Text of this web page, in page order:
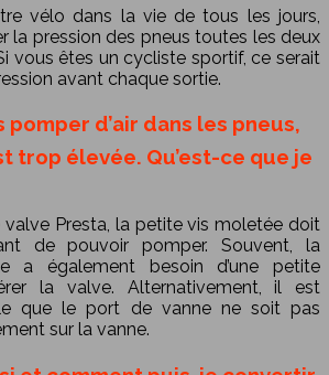
vélo dans la vie de tous les jours,
la pression des pneus toutes les deux
vous êtes un cycliste sportif, ce serait
avant chaque sortie.
pomper d’air dans les pneus,
trop élevée. Qu’est-ce que je
Presta, la petite vis moletée doit
de pouvoir pomper. Souvent, la
a également besoin d’une petite
la valve. Alternativement, il est
que le port de vanne ne soit pas
sur la vanne.